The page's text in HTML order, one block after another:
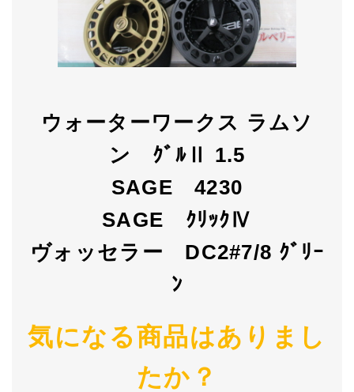
ウォーターワークス ラムソ
ン ｸﾞﾙⅡ 1.5
SAGE 4230
SAGE ｸﾘｯｸⅣ
ヴォッセラー DC2#7/8 ｸﾞﾘｰ
ﾝ
気になる商品はありまし
たか？